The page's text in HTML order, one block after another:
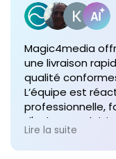
Magic4media
une livraison
qualité
L’équipe est
professionnelle,
d'achat un
services pour
personnalisés !
Lire la suite